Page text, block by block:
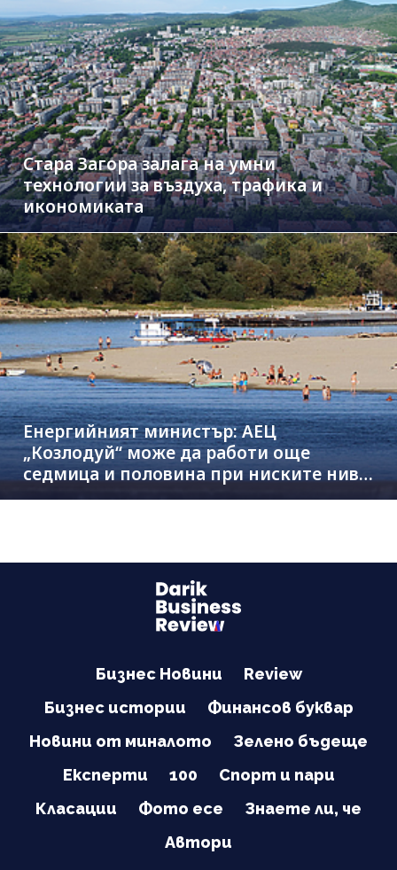
Стара Загора залага на умни
технологии за въздуха, трафика и
икономиката
Енергийният министър: АЕЦ
„Козлодуй“ може да работи още
седмица и половина при ниските нива
на Дунав
Бизнес Новини
Review
Бизнес истории
Финансов буквар
Новини от миналото
Зелено бъдеще
Експерти
100
Спорт и пари
Класации
Фото есе
Знаете ли, че
Автори